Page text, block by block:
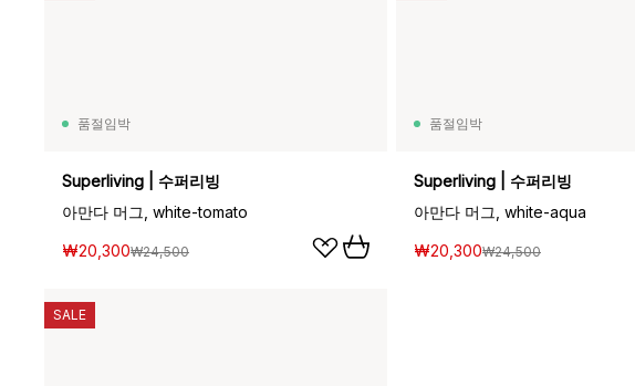
품절임박
Superliving | 수퍼리빙
아만다 머그, white-tomato
₩20,300₩24,500
품절임박
Superliving | 수퍼리빙
아만다 머그, white-aqua
₩20,300₩24,500
SALE